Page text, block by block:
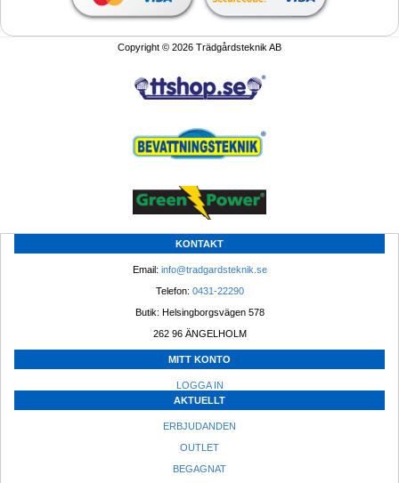
Copyright © 2026 Trädgårdsteknik AB
KONTAKT
Email: info@tradgardsteknik.se
Telefon: 0431-22290
Butik: Helsingborgsvägen 578
262 96 ÄNGELHOLM
MITT KONTO
LOGGA IN
AKTUELLT
ERBJUDANDEN
OUTLET
BEGAGNAT